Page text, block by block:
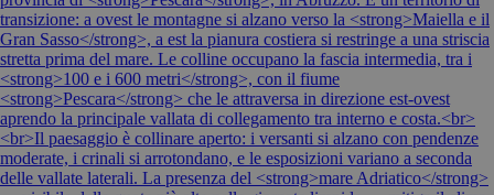
transizione: a ovest le montagne si alzano verso la <strong>Maiella e il
Gran Sasso</strong>, a est la pianura costiera si restringe a una striscia
stretta prima del mare. Le colline occupano la fascia intermedia, tra i
<strong>100 e i 600 metri</strong>, con il fiume
<strong>Pescara</strong> che le attraversa in direzione est-ovest
aprendo la principale vallata di collegamento tra interno e costa.<br>
<br>Il paesaggio è collinare aperto: i versanti si alzano con pendenze
moderate, i crinali si arrotondano, e le esposizioni variano a seconda
delle vallate laterali. La presenza del <strong>mare Adriatico</strong>